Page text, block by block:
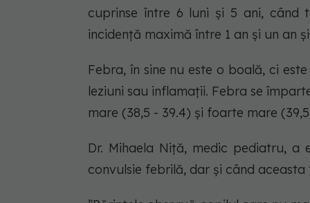
cuprinse între 6 luni și 5 ani, când
incidență maximă între 1 an și un an
Febra, în sine nu este o boală, ci
leziuni sau inflamații. Febra se
mare (38,5 - 39.4) și foarte mare
Dr. Mihaela Niță, medic pediatru, a
convulsie febrilă, dar și când